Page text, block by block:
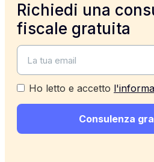
Richiedi una
fiscale gratuita
Ho letto e accetto
Consulenza